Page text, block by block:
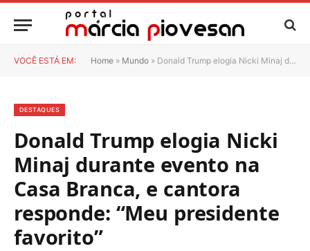
VOCÊ ESTÁ EM: Home » Mundo » Donald Trump elogia Nicki Minaj durante evento na Casa Branca, e cantora responde: “Meu presidente favorito”
DESTAQUES
Donald Trump elogia Nicki
Minaj durante evento na
Casa Branca, e cantora
responde: “Meu presidente
favorito”